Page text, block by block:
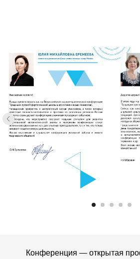
Конференция — открытая